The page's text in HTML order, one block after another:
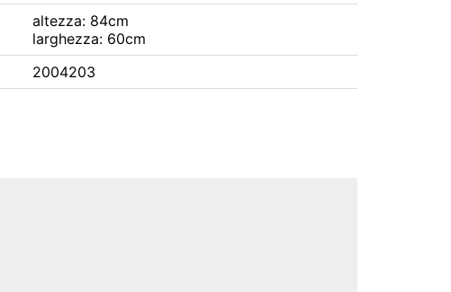
RASSEGNA STAMPA FONDI ESTERNI
altezza: 84cm
larghezza: 60cm
2004203